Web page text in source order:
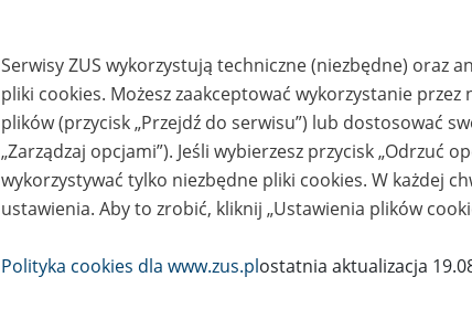
27
April
Ograniczenie w
27
April
2023
Ograniczenie w
31 Ograniczenie w
Wdrożenie nowej
Serwisy ZUS wykorzystują techniczne (niezbędne) oraz
pliki cookies. Możesz zaakceptować wykorzystanie przez
plików (przycisk „Przejdź do serwisu”) lub dostosować
„Zarządzaj opcjami”). Jeśli wybierzesz przycisk „Odrzuć
wykorzystywać tylko niezbędne pliki cookies. W każdej
ustawienia. Aby to zrobić, kliknij „Ustawienia plików
Polityka cookies dla www.zus.plostatnia aktualizacja